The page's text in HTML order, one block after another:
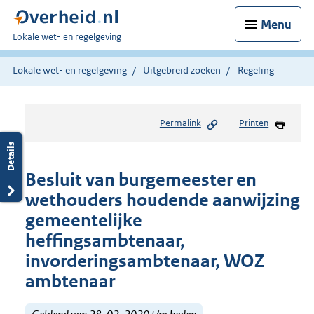
Menu
U
bent
hier:
Lokale wet- en regelgeving
Lokale wet- en regelgeving Uitgebreid zoeken Regeling
Permalink Printen
Besluit van burgemeester en
wethouders houdende aanwijzing
gemeentelijke
heffingsambtenaar,
invorderingsambtenaar, WOZ
ambtenaar